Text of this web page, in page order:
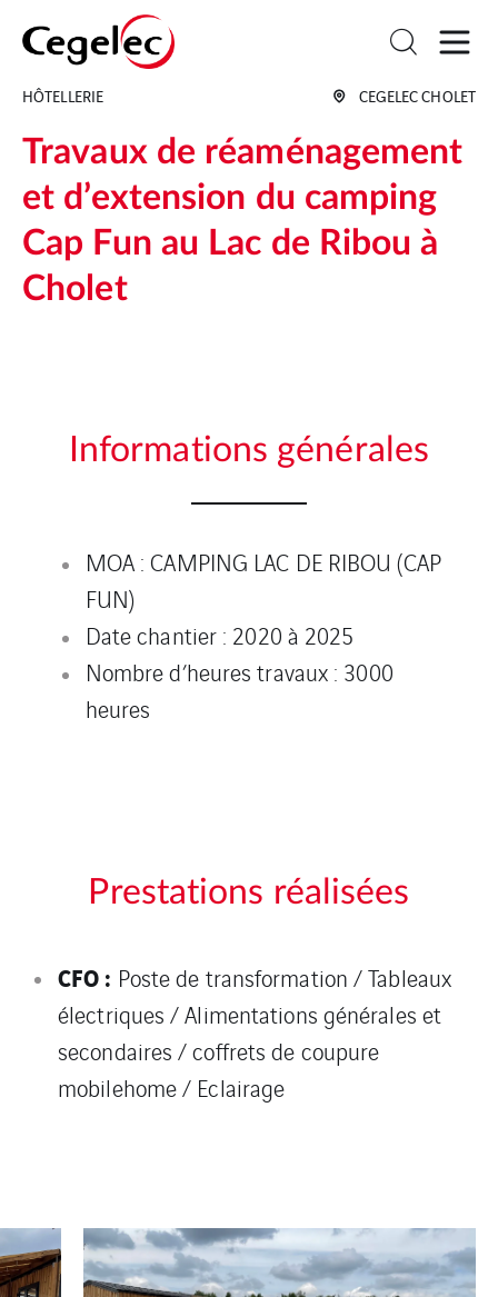
HÔTELLERIE CEGELEC CHOLET
Travaux de réaménagement
et d’extension du camping
Cap Fun au Lac de Ribou à
Cholet
Informations générales
MOA : CAMPING LAC DE RIBOU (CAP
FUN)
Date chantier : 2020 à 2025
Nombre d’heures travaux : 3000
heures
Prestations réalisées
CFO : Poste de transformation / Tableaux
électriques / Alimentations générales et
secondaires / coffrets de coupure
mobilehome / Eclairage